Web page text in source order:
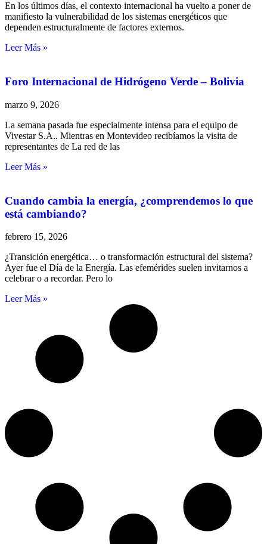
En los últimos días, el contexto internacional ha vuelto a poner de
manifiesto la vulnerabilidad de los sistemas energéticos que
dependen estructuralmente de factores externos.
Leer Más »
Foro Internacional de Hidrógeno Verde – Bolivia
marzo 9, 2026
La semana pasada fue especialmente intensa para el equipo de
Vivestar S.A.. Mientras en Montevideo recibíamos la visita de
representantes de La red de las
Leer Más »
Cuando cambia la energía, ¿comprendemos lo que
está cambiando?
febrero 15, 2026
¿Transición energética… o transformación estructural del sistema?
Ayer fue el Día de la Energía. Las efemérides suelen invitarnos a
celebrar o a recordar. Pero lo
Leer Más »